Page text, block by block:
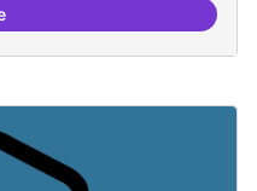
de rebuda de demandes